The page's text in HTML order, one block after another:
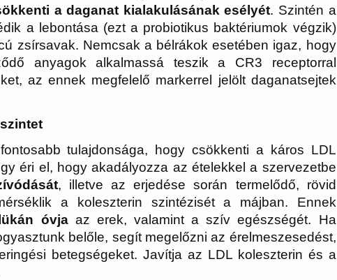
a daganat kialakulásának esélyét. Szintén a
a lebontása (ezt a probiotikus baktériumok végzik)
zsírsavak. Nemcsak a bélrákok esetében igaz, hogy
anyagok alkalmassá teszik a CR3 receptorral
az ennek megfelelő markerrel jelölt daganatsejtek
tulajdonsága, hogy csökkenti a káros LDL
éri el, hogy akadályozza az ételekkel a szervezetbe
, illetve az erjedése során termelődő, rövid
a koleszterin szintézisét a májban. Ennek
óvjaaz erek, valamint a szív egészségét. Ha
belőle, segít megelőzni az érelmeszesedést,
betegségeket. Javítja az LDL koleszterin és a